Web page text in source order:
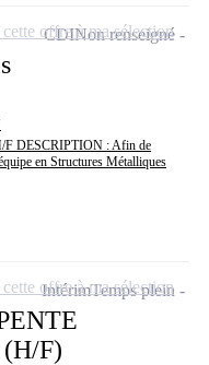
F DESCRIPTION : Afin de
en Structures Métalliques
CDINon renseigné
offre à ma sélection
F)
IntérimTemps plein
offre à ma sélection